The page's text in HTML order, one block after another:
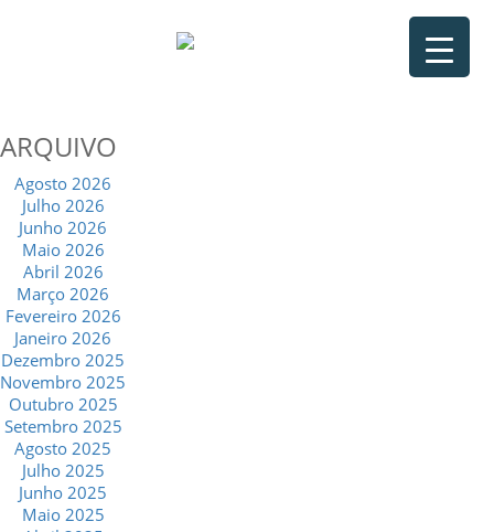
ARQUIVO
Agosto 2026
Julho 2026
Junho 2026
Maio 2026
Abril 2026
Março 2026
Fevereiro 2026
Janeiro 2026
Dezembro 2025
Novembro 2025
Outubro 2025
Setembro 2025
Agosto 2025
Julho 2025
Junho 2025
Maio 2025